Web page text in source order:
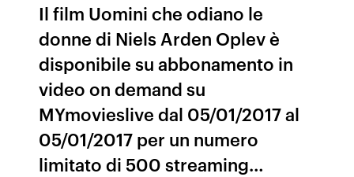
Il film Uomini che odiano le
donne di Niels Arden Oplev è
disponibile su abbonamento in
video on demand su
MYmovieslive dal 05/01/2017 al
05/01/2017 per un numero
limitato di 500 streaming…